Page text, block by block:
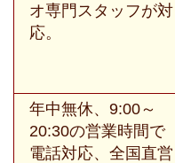
オ専門スタッフが対
応。
年中無休、9:00～
20:30の営業時間で
電話対応、全国直営